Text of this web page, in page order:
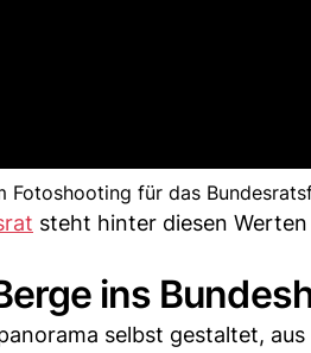
Fotoshooting für das
steht hinter diesen
ins
selbst gestaltet,